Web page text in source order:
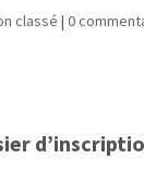
classé |0